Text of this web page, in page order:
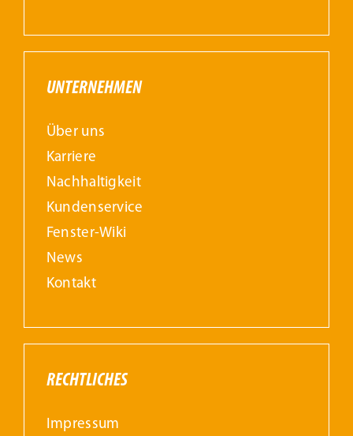
UNTERNEHMEN
Über uns
Karriere
Nachhaltigkeit
Kundenservice
Fenster-Wiki
News
Kontakt
RECHTLICHES
Impressum